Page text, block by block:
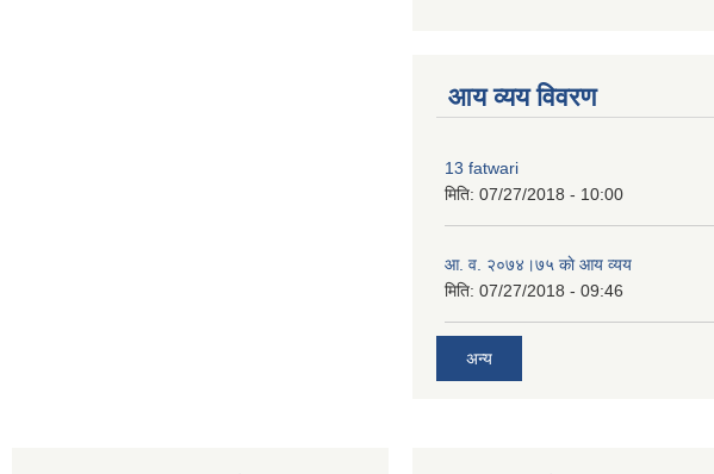
आय व्यय विवरण
13 fatwari
मिति: 07/27/2018 - 10:00
आ‍. व. २०७४।७५ काे आय व्यय
मिति: 07/27/2018 - 09:46
अन्य